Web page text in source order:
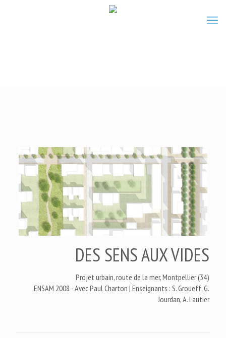
DES SENS AUX VIDES
Projet urbain, route de la mer, Montpellier (34)
ENSAM 2008 - Avec Paul Charton | Enseignants : S. Groueff, G.
Jourdan, A. Lautier